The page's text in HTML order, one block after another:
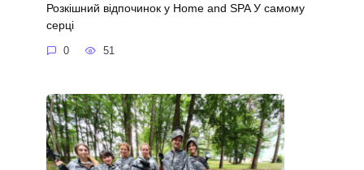
Розкішний відпочинок у Home and SPA У самому
серці
0 51